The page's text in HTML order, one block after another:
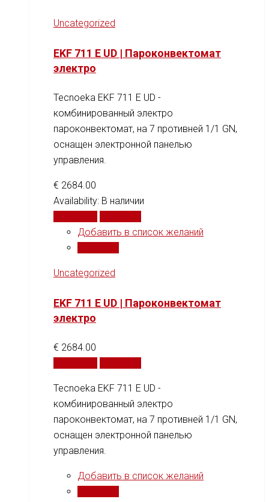
Uncategorized
EKF 711 E UD | Пароконвектомат
электро
Tecnoeka EKF 711 E UD -
комбинированный электро
пароконвектомат, на 7 противней 1/1 GN,
оснащен электронной панелью
управления.
€ 2684.00
Availability: В наличии
Добавить в список желаний
Uncategorized
EKF 711 E UD | Пароконвектомат
электро
€ 2684.00
Tecnoeka EKF 711 E UD -
комбинированный электро
пароконвектомат, на 7 противней 1/1 GN,
оснащен электронной панелью
управления.
Добавить в список желаний